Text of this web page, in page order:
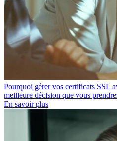
Pourquoi gérer vos certificats SSL
meilleure décision que vous
En savoir plus